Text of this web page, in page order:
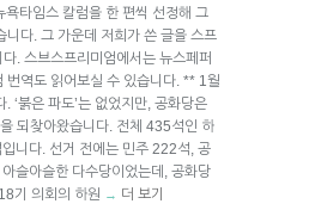
타임스 칼럼을 한 편씩 선정해 그
니다. 그 가운데 저희가 쓴 글을 스프
. 스브스프리미엄에서는 뉴스페퍼
번역도 읽어보실 수 있습니다. ** 1월
‘붉은 파도’는 없었지만, 공화당은
되찾아왔습니다. 전체 435석인 하
니다. 선거 전에는 민주 222석, 공
슬아슬한 다수당이었는데, 공화당
기 의회의 하원 → 더 보기